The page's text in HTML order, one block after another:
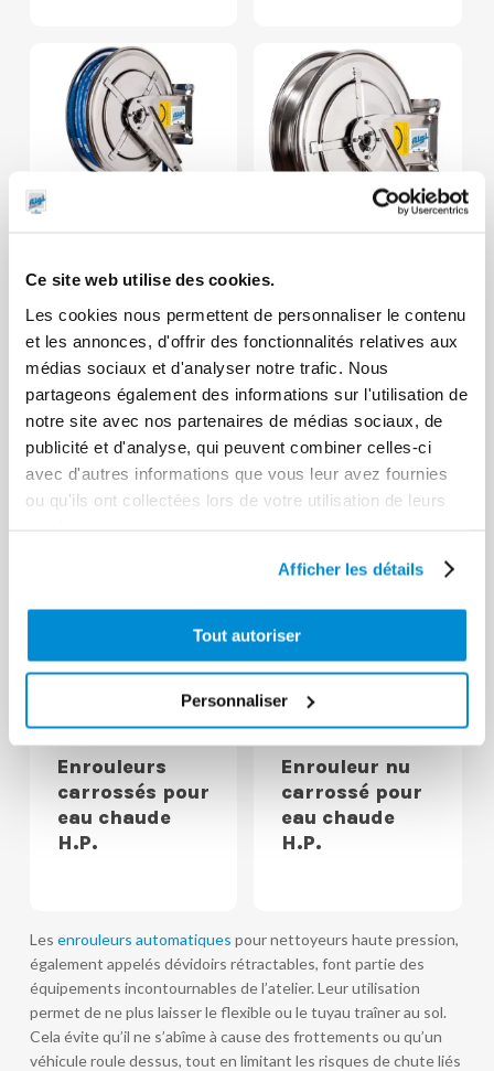
Ce site web utilise des cookies.
Les cookies nous permettent de personnaliser le contenu
et les annonces, d'offrir des fonctionnalités relatives aux
médias sociaux et d'analyser notre trafic. Nous
partageons également des informations sur l'utilisation de
notre site avec nos partenaires de médias sociaux, de
publicité et d'analyse, qui peuvent combiner celles-ci
avec d'autres informations que vous leur avez fournies
ou qu'ils ont collectées lors de votre utilisation de leurs
Afficher les détails
Tout autoriser
Personnaliser
Enrouleurs
inox pour eau
chaude H.P. Ø
1/2″
Enrouleurs nus
inox pour eau
chaude H.P.
Enrouleurs
carrossés pour
eau chaude
H.P.
Enrouleur nu
carrossé pour
eau chaude
H.P.
Les enrouleurs automatiques pour nettoyeurs haute pression,
également appelés dévidoirs rétractables, font partie des
équipements incontournables de l’atelier. Leur utilisation
permet de ne plus laisser le flexible ou le tuyau traîner au sol.
Cela évite qu’il ne s’abîme à cause des frottements ou qu’un
véhicule roule dessus, tout en limitant les risques de chute liés